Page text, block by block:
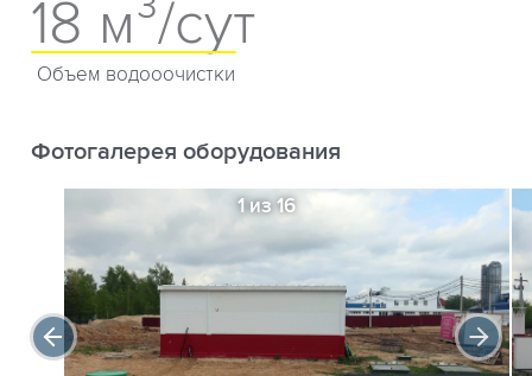
18 м³/сут
Объем водооочистки
Фотогалерея оборудования
1 из 16